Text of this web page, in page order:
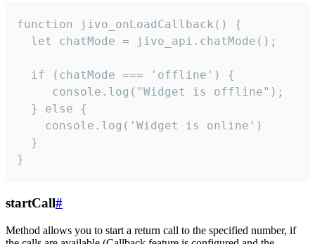
function jivo_onLoadCallback() {
  let chatMode = jivo_api.chatMode();
  if (chatMode === 'offline') {
     console.log("Widget is offline");
  } else {
    console.log('Widget is online')
  }
}
startCall#
Method allows you to start a return call to the specified number, if